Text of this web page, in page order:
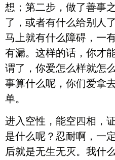
想；第二步，做了善事
了，或者有什么给别人
马上就有什么障碍，一
有漏。这样的话，你才
谓了，你爱怎么样就怎
事算什么呢，你们爱拿
单。
进入空性，能空四相，
是什么呢？忍耐啊，一
后就是无生无灭。我什